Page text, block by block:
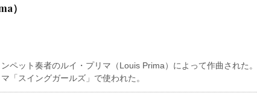
）
ペット奏者のルイ・プリマ（Louis Prima）によって作曲された
「スイングガールズ」で使われた。